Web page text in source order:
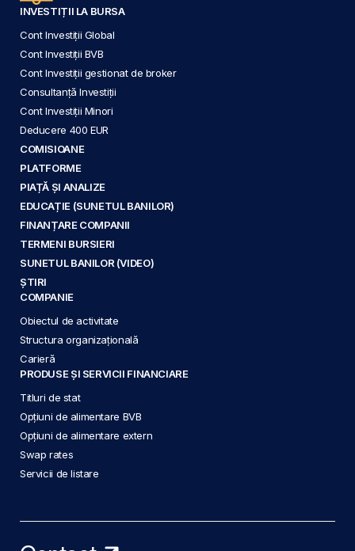
INVESTIȚII LA BURSA
Cont Investiții Global
Cont Investiții BVB
Cont Investiții gestionat de broker
Consultanță Investiții
Cont Investiții Minori
Deducere 400 EUR
COMISIOANE
PLATFORME
PIAȚĂ ȘI ANALIZE
EDUCAȚIE (SUNETUL BANILOR)
FINANȚARE COMPANII
TERMENI BURSIERI
SUNETUL BANILOR (VIDEO)
ȘTIRI
COMPANIE
Obiectul de activitate
Structura organizațională
Carieră
PRODUSE ȘI SERVICII FINANCIARE
Titluri de stat
Opțiuni de alimentare BVB
Opțiuni de alimentare extern
Swap rates
Servicii de listare